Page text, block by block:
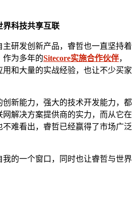
界科技共享互联
主研发创新产品，睿哲也一直坚持着
作为多年的Sitecore实施合作伙伴，
和大量的实战经验，也让不少买家
新能力，强大的技术开发能力，都
解决方案提供商的实力，而从它在
难看出，睿哲已经赢得了市场广泛
的一个窗口，同时也让睿哲与世界